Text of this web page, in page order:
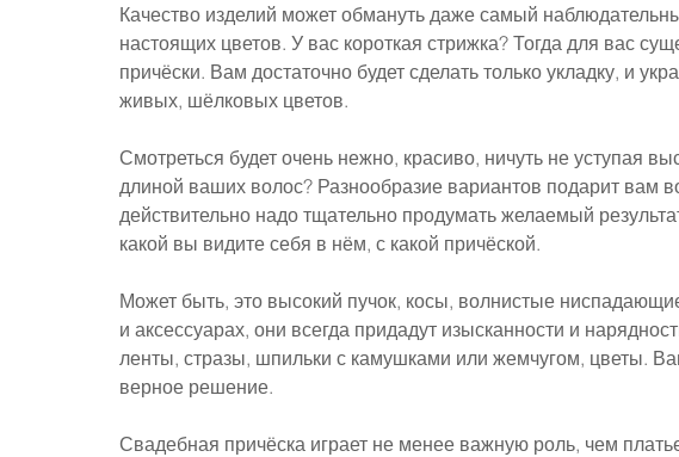
Качество изделий может обмануть даже самый
настоящих цветов. У вас короткая стрижка? Тогда для вас
причёски. Вам достаточно будет сделать только укладку, и
живых, шёлковых цветов.
Смотреться будет очень нежно, красиво, ничуть не уступая
длиной ваших волос? Разнообразие вариантов подарит вам
действительно надо тщательно продумать желаемый
какой вы видите себя в нём, с какой причёской.
Может быть, это высокий пучок, косы, волнистые
и аксессуарах, они всегда придадут изысканности и
ленты, стразы, шпильки с камушками или жемчугом, цветы.
верное решение.
Свадебная причёска играет не менее важную роль, чем